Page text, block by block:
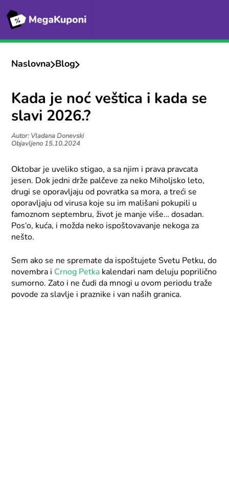
Naslovna Blog
Kada je noć veštica i kada se
slavi 2026.?
Autor: Vladana Donevski
Objavljeno 15.10.2024
Oktobar je uveliko stigao, a sa njim i prava pravcata
jesen. Dok jedni drže palčeve za neko Miholjsko leto,
drugi se oporavljaju od povratka sa mora, a treći se
oporavljaju od virusa koje su im mališani pokupili u
famoznom septembru, život je manje više… dosadan.
Pos‘o, kuća, i možda neko ispoštovavanje nekoga za
nešto.
Sem ako se ne spremate da ispoštujete Svetu Petku, do
novembra i Crnog Petka kalendari nam deluju poprilično
sumorno. Zato i ne čudi da mnogi u ovom periodu traže
povode za slavlje i praznike i van naših granica.